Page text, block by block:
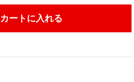
カートに入れる